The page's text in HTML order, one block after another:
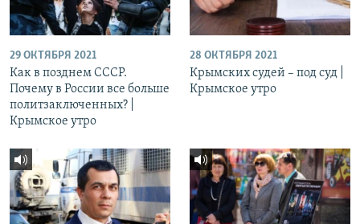
29 ОКТЯБРЯ 2021
Как в позднем СССР.
Почему в России все больше
политзаключенных? |
Крымское утро
28 ОКТЯБРЯ 2021
Крымских судей – под суд |
Крымское утро